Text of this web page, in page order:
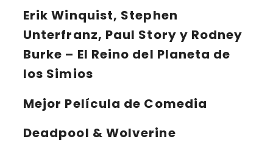
Erik Winquist, Stephen
Unterfranz, Paul Story y Rodney
Burke – El Reino del Planeta de
los Simios
Mejor Película de Comedia
Deadpool & Wolverine